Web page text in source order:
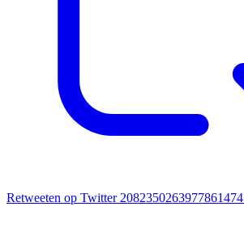
Retweeten op Twitter 2082350263977861474